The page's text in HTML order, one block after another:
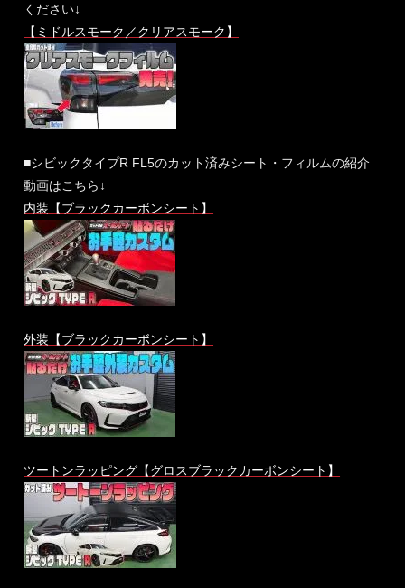
ください↓
【ミドルスモーク／クリアスモーク】
■シビックタイプR FL5のカット済みシート・フィルムの紹介
動画はこちら↓
内装【ブラックカーボンシート】
外装【ブラックカーボンシート】
ツートンラッピング【グロスブラックカーボンシート】